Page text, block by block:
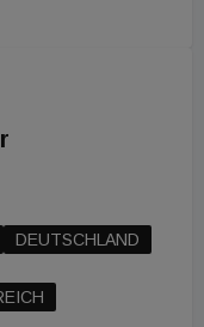
DEUTSCHLAND